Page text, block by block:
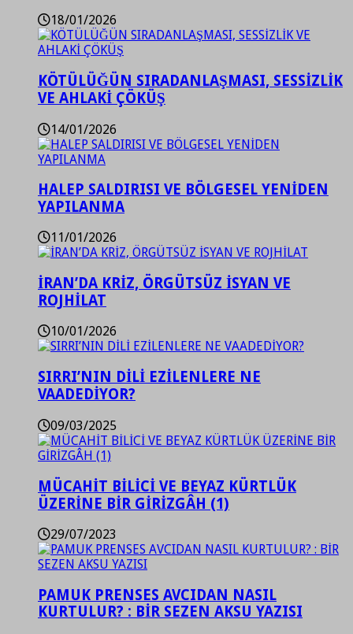
18/01/2026
KÖTÜLÜĞÜN SIRADANLAŞMASI, SESSİZLİK
VE AHLAKİ ÇÖKÜŞ
14/01/2026
HALEP SALDIRISI VE BÖLGESEL YENİDEN
YAPILANMA
11/01/2026
İRAN’DA KRİZ, ÖRGÜTSÜZ İSYAN VE
ROJHİLAT
10/01/2026
SIRRI’NIN DİLİ EZİLENLERE NE
VAADEDİYOR?
09/03/2025
MÜCAHİT BİLİCİ VE BEYAZ KÜRTLÜK
ÜZERİNE BİR GİRİZGÂH (1)
29/07/2023
PAMUK PRENSES AVCIDAN NASIL
KURTULUR? : BİR SEZEN AKSU YAZISI